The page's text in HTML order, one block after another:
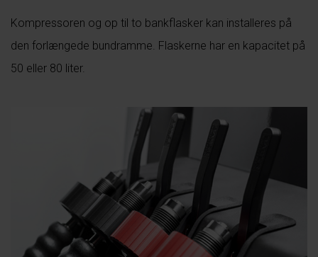
Kompressoren og op til to bankflasker kan installeres på
den forlængede bundramme. Flaskerne har en kapacitet på
50 eller 80 liter.